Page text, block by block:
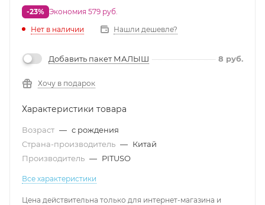
-23% Экономия 579 руб.
Нет в наличии
Нашли дешевле?
Добавить пакет МАЛЫШ 8 руб.
Хочу в подарок
Характеристики товара
Возраст — с рождения
Страна-производитель — Китай
Производитель — PITUSO
Все характеристики
Цена действительна только для интернет-магазина и